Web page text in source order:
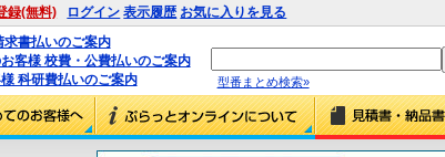
録(無料) ログイン 表示履歴 お気に入りを見る
書払いのご案内
客様 校費・公費払いのご案内
科研費払いのご案内
型番まとめ検索»